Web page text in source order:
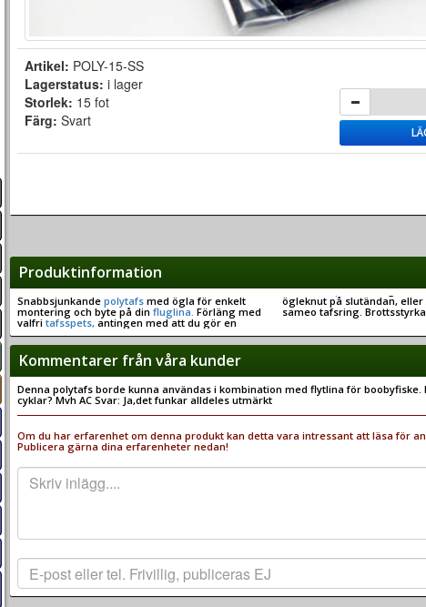
Artikel: POLY-15-SS
Lagerstatus: i lager
Storlek: 15 fot
Färg: Svart
Produktinformation
Snabbsjunkande polytafs med ögla för enkelt
montering och byte på din fluglina. Förläng med
valfri tafsspets,
ögleknut på slutändan, eller
sameo tafsring.
Kommentarer från våra kunder
Denna polytafs borde kunna användas i kombination med flytlina för boobyfiske.
cyklar? Mvh AC Svar: Ja,det funkar alldeles utmärkt
Om du har erfarenhet om denna produkt kan detta vara intressant att läsa för
Publicera gärna dina erfarenheter nedan!